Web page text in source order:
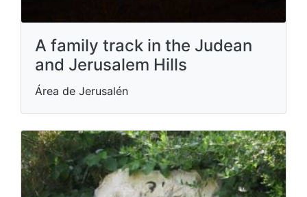
A family track in the Judean
and Jerusalem Hills
Área de Jerusalén